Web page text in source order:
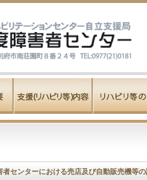
者センターにおける売店及び自動販売機等